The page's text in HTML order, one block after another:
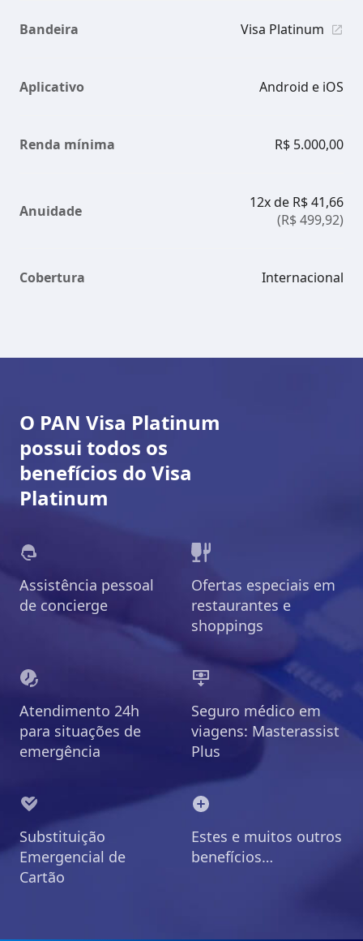
Bandeira Visa Platinum
Aplicativo Android e iOS
Renda mínima R$ 5.000,00
Anuidade
12x de R$ 41,66
(R$ 499,92)
Cobertura Internacional
O PAN Visa Platinum
possui todos os
benefícios do Visa
Platinum
Assistência pessoal
de concierge
Ofertas especiais em
restaurantes e
shoppings
Atendimento 24h
para situações de
emergência
Seguro médico em
viagens: Masterassist
Plus
Substituição
Emergencial de
Cartão
Estes e muitos outros
benefícios…